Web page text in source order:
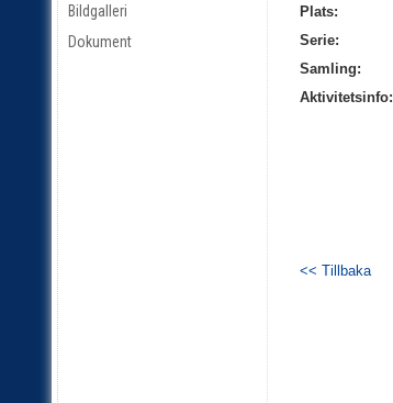
Bildgalleri
Dokument
Plats:
Serie:
Samling:
Aktivitetsinfo:
<< Tillbaka